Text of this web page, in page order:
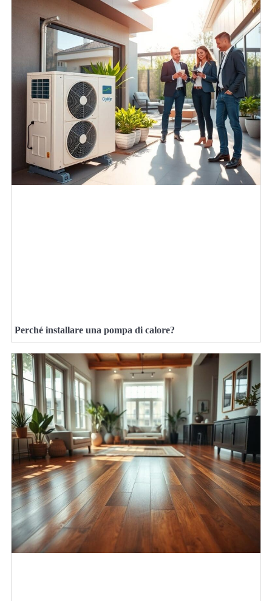
Perché installare una pompa di calore?